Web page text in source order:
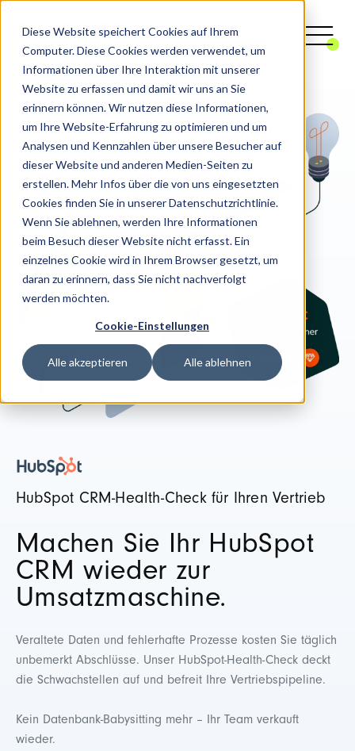
Diese Website speichert Cookies auf Ihrem
Computer. Diese Cookies werden verwendet, um
Informationen über Ihre Interaktion mit unserer
Website zu erfassen und damit wir uns an Sie
erinnern können. Wir nutzen diese Informationen,
um Ihre Website-Erfahrung zu optimieren und um
Analysen und Kennzahlen über unsere Besucher auf
dieser Website und anderen Medien-Seiten zu
erstellen. Mehr Infos über die von uns eingesetzten
Cookies finden Sie in unserer Datenschutzrichtlinie.
Wenn Sie ablehnen, werden Ihre Informationen
beim Besuch dieser Website nicht erfasst. Ein
einzelnes Cookie wird in Ihrem Browser gesetzt, um
daran zu erinnern, dass Sie nicht nachverfolgt
werden möchten.
Cookie-Einstellungen
Alle akzeptieren Alle ablehnen
HubSpot CRM-Health-Check für Ihren Vertrieb
Machen Sie Ihr HubSpot
CRM wieder zur
Umsatzmaschine.
Veraltete Daten und fehlerhafte Prozesse kosten Sie täglich
unbemerkt Abschlüsse. Unser HubSpot-Health-Check deckt
die Schwachstellen auf und befreit Ihre Vertriebspipeline.
Kein Datenbank-Babysitting mehr – Ihr Team verkauft
wieder.